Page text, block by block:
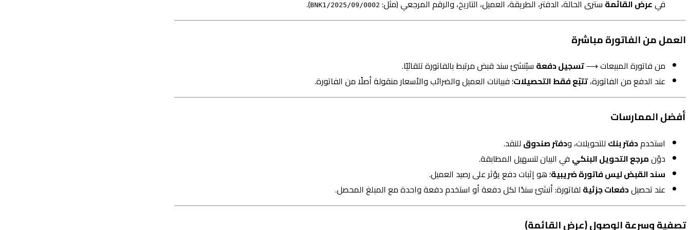
فيعرض القائمة سترى الحالة، الدفتر، الطريقة، العميل، التاريخ، والرقم المرجعي (مثل: BNK1/2025/09/0002
).
العمل من الفاتورة مباشرة
من فاتورة المبيعات ⟶تسجيل دفعة سيُنشئ سند قبض مرتبط بالفاتورة تلقائيًا.
عند الدفع من الفاتورة،تتبّع فقط التحصيلات؛ فبيانات العميل والضرائب والأسعار منقولة أصلًا من الفاتورة.
أفضل الممارسات
استخدمدفتر بنك للتحويلات، ودفتر صندوق للنقد.
دوّنمرجع التحويل البنكي في البيان لتسهيل المطابقة.
سند القبض ليس فاتورة ضريبية؛ هو إثبات دفع يؤثر على رصيد العميل.
عند تحصيلدفعات جزئية لفاتورة: أنشئ سندًا لكل دفعة أو استخدم دفعة واحدة مع المبلغ المحصل.
تصفية وسرعة الوصول (عرض القائمة)